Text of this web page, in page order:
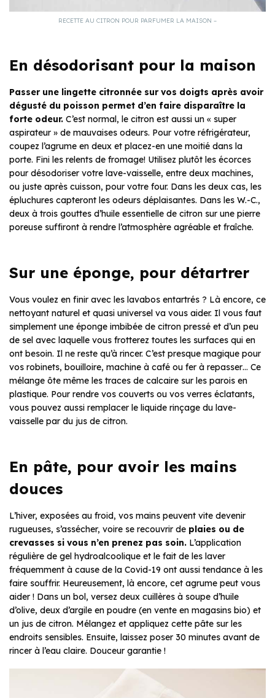
RECETTE AU CITRON POUR PARFUMER LA MAISON –
En désodorisant pour la maison
Passer une lingette citronnée sur vos doigts après avoir
dégusté du poisson permet d’en faire disparaître la
forte odeur. C’est normal, le citron est aussi un « super
aspirateur » de mauvaises odeurs. Pour votre réfrigérateur,
coupez l’agrume en deux et placez-en une moitié dans la
porte. Fini les relents de fromage! Utilisez plutôt les écorces
pour désodoriser votre lave-vaisselle, entre deux machines,
ou juste après cuisson, pour votre four. Dans les deux cas, les
épluchures capteront les odeurs déplaisantes. Dans les W.-C.,
deux à trois gouttes d’huile essentielle de citron sur une pierre
poreuse suffiront à rendre l’atmosphère agréable et fraîche.
Sur une éponge, pour détartrer
Vous voulez en finir avec les lavabos entartrés ? Là encore, ce
nettoyant naturel et quasi universel va vous aider. Il vous faut
simplement une éponge imbibée de citron pressé et d’un peu
de sel avec laquelle vous frotterez toutes les surfaces qui en
ont besoin. Il ne reste qu’à rincer. C’est presque magique pour
vos robinets, bouilloire, machine à café ou fer à repasser… Ce
mélange ôte même les traces de calcaire sur les parois en
plastique. Pour rendre vos couverts ou vos verres éclatants,
vous pouvez aussi remplacer le liquide rinçage du lave-
vaisselle par du jus de citron.
En pâte, pour avoir les mains
douces
L’hiver, exposées au froid, vos mains peuvent vite devenir
rugueuses, s’assécher, voire se recouvrir de plaies ou de
crevasses si vous n’en prenez pas soin. L’application
régulière de gel hydroalcoolique et le fait de les laver
fréquemment à cause de la Covid-19 ont aussi tendance à les
faire souffrir. Heureusement, là encore, cet agrume peut vous
aider ! Dans un bol, versez deux cuillères à soupe d’huile
d’olive, deux d’argile en poudre (en vente en magasins bio) et
un jus de citron. Mélangez et appliquez cette pâte sur les
endroits sensibles. Ensuite, laissez poser 30 minutes avant de
rincer à l’eau claire. Douceur garantie !